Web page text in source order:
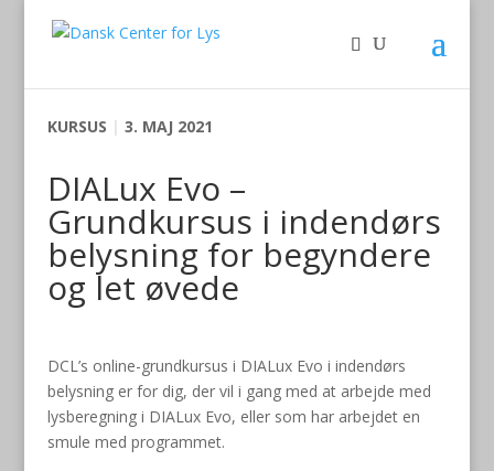
KURSUS | 3. MAJ 2021
DIALux Evo –
Grundkursus i indendørs
belysning for begyndere
og let øvede
DCL’s online-grundkursus i DIALux Evo i indendørs
belysning er for dig, der vil i gang med at arbejde med
lysberegning i DIALux Evo, eller som har arbejdet en
smule med programmet.